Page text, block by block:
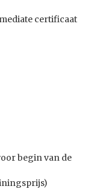
certificaat
begin van de